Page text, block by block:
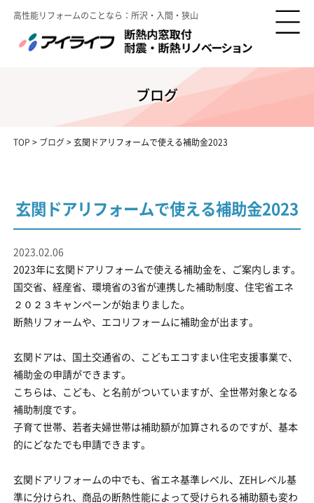
高性能リフォームのことなら：所沢・入間・狭山
ブログ
TOP > ブログ> 玄関ドアリフォームで使える補助金2023
玄関ドアリフォームで使える補助金2023
2023.02.06
2023年に玄関ドアリフォームで使える補助金を、ご案内します。
国交省、経産省、環境省の3省が連携した補助制度、住宅省エネ
２０２３キャンペーンが始まりました。
断熱リフォームや、エコリフォームに補助金が出ます。
玄関ドアは、国土交通省の、こどもエコすまい住宅支援事業で、
補助金の申請ができます。
こちらは、こども、と名前がついていますが、全世帯対象となる
補助制度です。
子育て世帯、若者夫婦世帯は補助額が加算されるのですが、基本
的にどなたでも申請できます。
玄関ドアリフォームの中でも、省エネ基準レベル、ZEHレベル基
準に分けられ、商品の断熱性能によって受けられる補助額も変わ